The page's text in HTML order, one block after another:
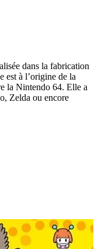
dans la fabrication
est à l’origine de la
la Nintendo 64. Elle a
Zelda ou encore